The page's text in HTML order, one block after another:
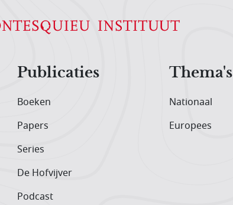
Publicaties
Boeken
Papers
Series
De Hofvijver
Podcast
Thema's
Nationaal
Europees